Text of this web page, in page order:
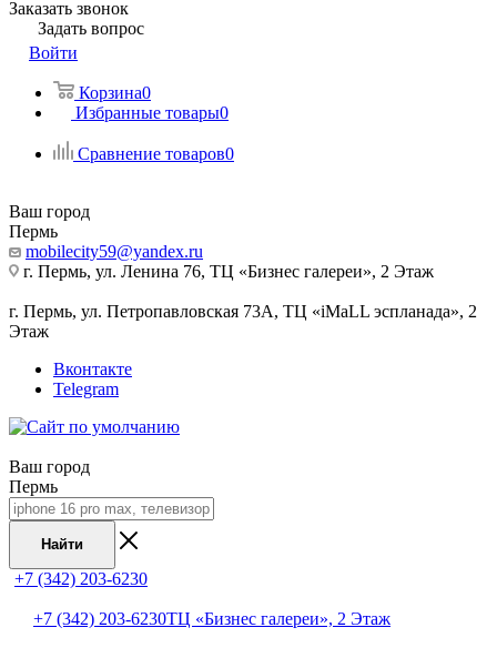
Заказать звонок
Задать вопрос
Войти
Корзина0
Избранные товары0
Сравнение товаров0
Ваш город
Пермь
mobilecity59@yandex.ru
г. Пермь, ул. Ленина 76, ТЦ «Бизнес галереи», 2 Этаж
г. Пермь, ул. Петропавловская 73А, ТЦ «iMaLL эспланада», 2
Этаж
Вконтакте
Telegram
Ваш город
Пермь
Найти
+7 (342) 203-6230
+7 (342) 203-6230ТЦ «Бизнес галереи», 2 Этаж